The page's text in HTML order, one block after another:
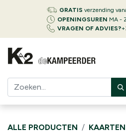
GRATIS verzending
OPENINGSUREN MA -
VRAGEN OF ADVIES?
ALLE PRODUCTEN
KAARTEN